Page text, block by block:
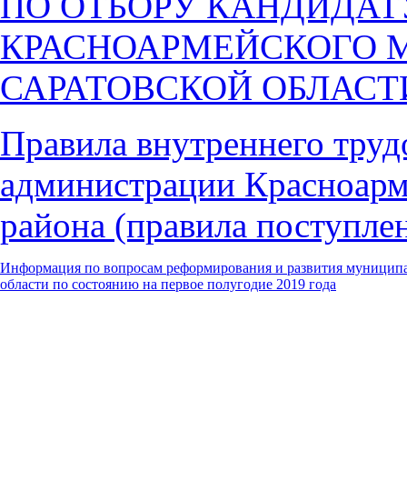
КРАСНОАРМЕЙСКОГО
САРАТОВСКОЙ
Правила внутреннего
администрации
района (правила
Информация по вопросам реформирования и развития
области по состоянию на первое полугодие 2019 года